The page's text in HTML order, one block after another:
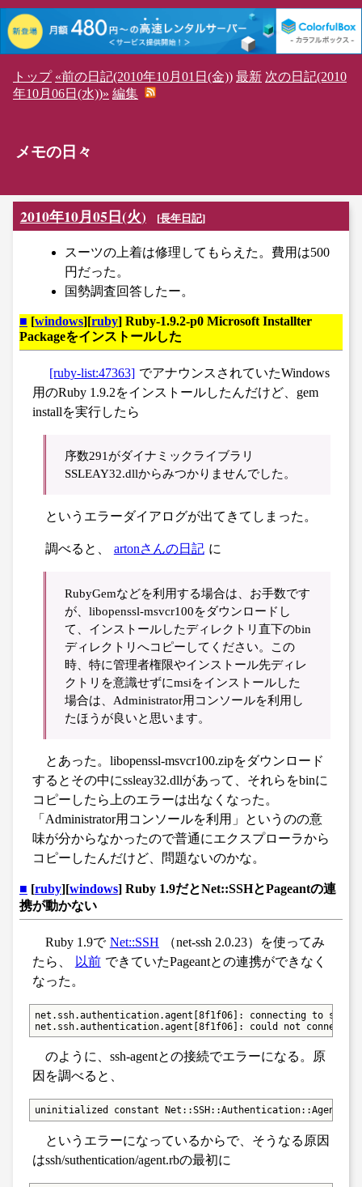
トップ «前の日記(2010年10月01日(金)) 最新 次の日記(2010
年10月06日(水))» 編集
メモの日々
2010年10月05日(火) [長年日記]
スーツの上着は修理してもらえた。費用は500
円だった。
国勢調査回答したー。
■ [windows][ruby] Ruby-1.9.2-p0 Microsoft Installter
Packageをインストールした
[ruby-list:47363] でアナウンスされていたWindows
用のRuby 1.9.2をインストールしたんだけど、gem
installを実行したら
序数291がダイナミックライブラリ
SSLEAY32.dllからみつかりませんでした。
というエラーダイアログが出てきてしまった。
調べると、 artonさんの日記 に
RubyGemなどを利用する場合は、お手数です
が、libopenssl-msvcr100をダウンロードし
て、インストールしたディレクトリ直下のbin
ディレクトリへコピーしてください。この
時、特に管理者権限やインストール先ディレ
クトリを意識せずにmsiをインストールした
場合は、Administrator用コンソールを利用し
たほうが良いと思います。
とあった。libopenssl-msvcr100.zipをダウンロード
するとその中にssleay32.dllがあって、それらをbinに
コピーしたら上のエラーは出なくなった。
「Administrator用コンソールを利用」というのの意
味が分からなかったので普通にエクスプローラから
コピーしたんだけど、問題ないのかな。
■ [ruby][windows] Ruby 1.9だとNet::SSHとPageantの連
携が動かない
Ruby 1.9で Net::SSH
（net-ssh 2.0.23）を使ってみ
たら、
以前 できていたPageantとの連携ができなく
なった。
net.ssh.authentication.agent[8f1f06]: connecting to ssh-
net.ssh.authentication.agent[8f1f06]: could not connect
のように、ssh-agentとの接続でエラーになる。原
因を調べると、
uninitialized constant
というエラーになっているからで、そうなる原因
はssh/suthentication/agent.rbの最初に